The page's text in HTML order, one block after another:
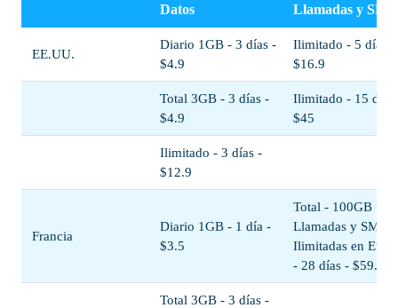
Datos
Llamadas y SMS
EE.UU.
Diario 1GB - 3 días -
$4.9
Ilimitado - 5 días -
$16.9
Total 3GB - 3 días -
$4.9
Ilimitado - 15 días
$45
Ilimitado - 3 días -
$12.9
Francia
Diario 1GB - 1 día -
$3.5
Total - 100GB +
Llamadas y SMS
Ilimitadas en
- 28 días - $59.9
Total 3GB - 3 días -